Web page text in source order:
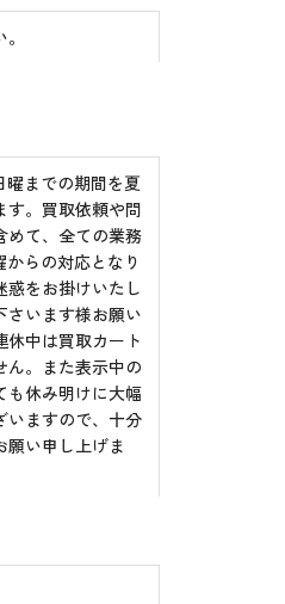
曜までの期間を夏
す。買取依頼や問
めて、全ての業務
からの対応となり
惑をお掛けいたし
さいます様お願い
休中は買取カート
ん。また表示中の
も休み明けに大幅
いますので、十分
願い申し上げま